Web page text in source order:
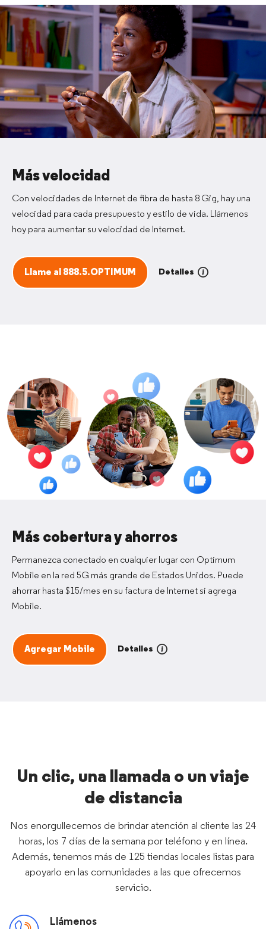
Más velocidad
Con velocidades de Internet de fibra de hasta 8 Gig, hay una
velocidad para cada presupuesto y estilo de vida. Llámenos
hoy para aumentar su velocidad de Internet.
Llame al 888.5.OPTIMUM Detalles
Más cobertura y ahorros
Permanezca conectado en cualquier lugar con Optimum
Mobile en la red 5G más grande de Estados Unidos. Puede
ahorrar hasta $15/mes en su factura de Internet si agrega
Mobile.
Agregar Mobile Detalles
Un clic, una llamada o un viaje
de distancia
Nos enorgullecemos de brindar atención al cliente las 24
horas, los 7 días de la semana por teléfono y en línea.
Además, tenemos más de 125 tiendas locales listas para
apoyarlo en las comunidades a las que ofrecemos
servicio.
Llámenos